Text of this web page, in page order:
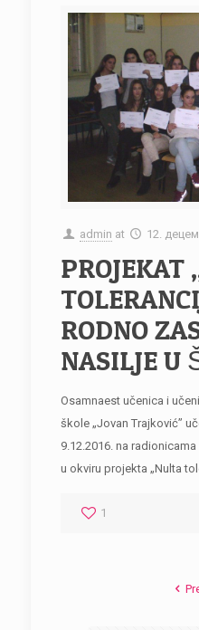
admin at 12.
PROJEKAT
RODNO
NASILJE U
Osamnaest učenica i
škole „Jovan Trajković”
9.12.2016. na
u okviru projekta „Nulta
1